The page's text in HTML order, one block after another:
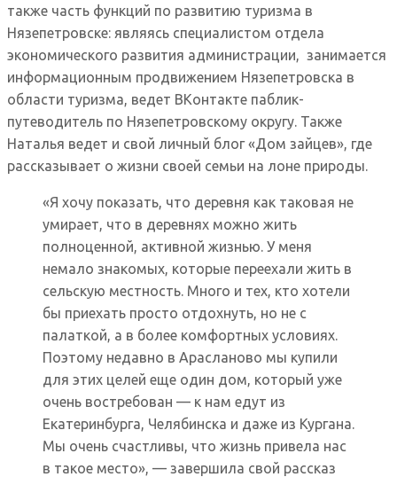
также часть функций по развитию туризма в
Нязепетровске: являясь специалистом отдела
экономического развития администрации, занимается
информационным продвижением Нязепетровска в
области туризма, ведет ВКонтакте паблик-
путеводитель по Нязепетровскому округу. Также
Наталья ведет и свой личный блог «Дом зайцев», где
рассказывает о жизни своей семьи на лоне природы.
«Я хочу показать, что деревня как таковая не
умирает, что в деревнях можно жить
полноценной, активной жизнью. У меня
немало знакомых, которые переехали жить в
сельскую местность. Много и тех, кто хотели
бы приехать просто отдохнуть, но не с
палаткой, а в более комфортных условиях.
Поэтому недавно в Арасланово мы купили
для этих целей еще один дом, который уже
очень востребован — к нам едут из
Екатеринбурга, Челябинска и даже из Кургана.
Мы очень счастливы, что жизнь привела нас
в такое место», — завершила свой рассказ